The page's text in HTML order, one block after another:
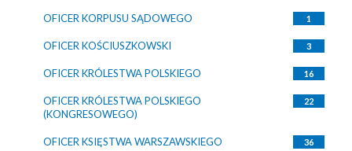
OFICER KORPUSU SĄDOWEGO 1
OFICER KOŚCIUSZKOWSKI 3
OFICER KRÓLESTWA POLSKIEGO 16
OFICER KRÓLESTWA POLSKIEGO
(KONGRESOWEGO)
22
OFICER KSIĘSTWA WARSZAWSKIEGO 36